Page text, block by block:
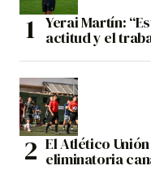
Yerai Martín:
actitud y el
El Atlético
eliminatoria